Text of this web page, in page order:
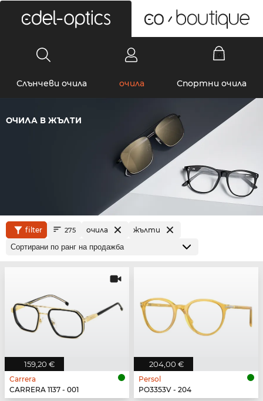
Слънчеви очила очила Спортни очила
ОЧИЛА В ЖЪЛТИ
filter 275 очила жълти
159,20 €
Carrera
CARRERA 1137 - 001
204,00 €
Persol
PO3353V - 204